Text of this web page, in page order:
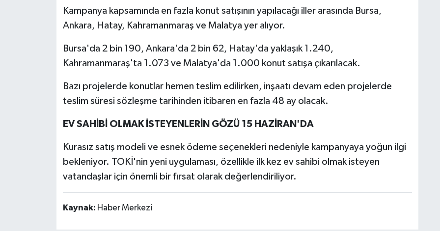
Kampanya kapsamında en fazla konut satışının yapılacağı iller arasında Bursa,
Ankara, Hatay, Kahramanmaraş ve Malatya yer alıyor.
Bursa'da 2 bin 190, Ankara'da 2 bin 62, Hatay'da yaklaşık 1.240,
Kahramanmaraş'ta 1.073 ve Malatya'da 1.000 konut satışa çıkarılacak.
Bazı projelerde konutlar hemen teslim edilirken, inşaatı devam eden projelerde
teslim süresi sözleşme tarihinden itibaren en fazla 48 ay olacak.
EV SAHİBİ OLMAK İSTEYENLERİN GÖZÜ 15 HAZİRAN'DA
Kurasız satış modeli ve esnek ödeme seçenekleri nedeniyle kampanyaya yoğun ilgi
bekleniyor. TOKİ'nin yeni uygulaması, özellikle ilk kez ev sahibi olmak isteyen
vatandaşlar için önemli bir fırsat olarak değerlendiriliyor.
Kaynak: Haber Merkezi